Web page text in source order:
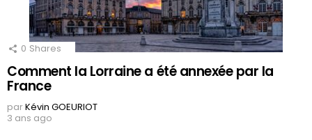
0 Shares
Comment la Lorraine a été annexée par la
France
parKévin GOEURIOT
3 ans ago